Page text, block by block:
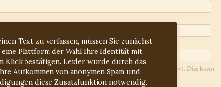
Text zu verfassen, müssen Sie zunächst
Plattform der Wahl Ihre Identität mit
Klick bestätigen. Leider wurde durch das
Aufkommen von anonymen Spam und
diese Zusatzfunktion notwendig.
werden Sie über Antworten auf Ihren Beitrag informiert. Dies kann
Sie ggf. den Spam-Ordner.